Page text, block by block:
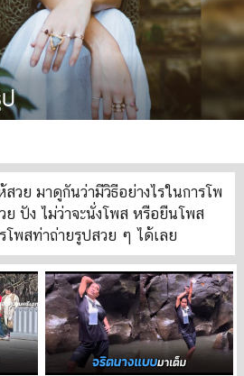
วย มาดูกันว่ามีวิธีอย่างไรในการโพ
ปัง ไม่ว่าจะนั่งโพส หรือยืนโพส
พสท่าถ่ายรูปสวย ๆ ได้เลย